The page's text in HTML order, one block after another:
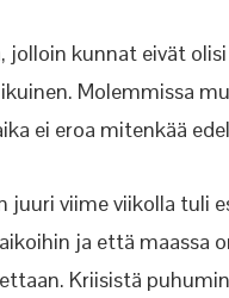
jolloin kunnat eivät
Molemmissa
ei eroa mitenkää
juuri viimeviikolla tuli
ja että maassa
Kriisistä